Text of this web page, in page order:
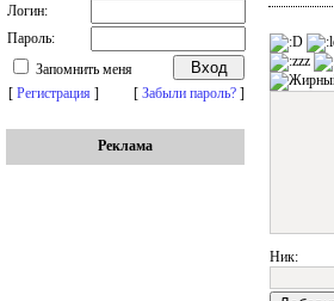
Логин:
Пароль:
Запомнить меня
[ Регистрация ] [ Забыли пароль? ]
Реклама
Ник: